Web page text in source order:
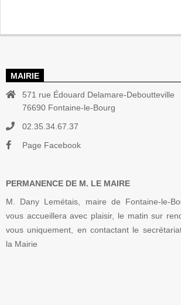
MAIRIE
571 rue Édouard Delamare-Deboutteville
76690 Fontaine-le-Bourg
02.35.34.67.37
Page Facebook
PERMANENCE DE M. LE MAIRE
M. Dany Lemétais, maire de Fontaine-le-
vous accueillera avec plaisir, le matin sur
vous uniquement, en contactant le
la Mairie